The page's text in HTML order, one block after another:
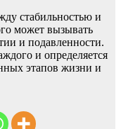
стабильностью и
может вызывать
и подавленности.
и определяется
этапов жизни и